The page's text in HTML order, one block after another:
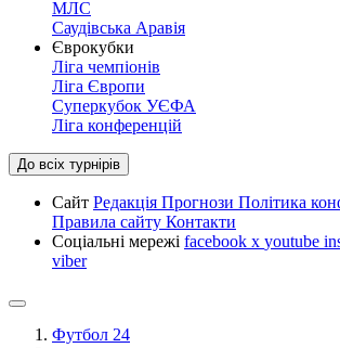
МЛС
Саудівська Аравія
Єврокубки
Ліга чемпіонів
Ліга Європи
Суперкубок УЄФА
Ліга конференцій
До всіх турнірів
Сайт Редакція Прогнози Політика
Правила сайту Контакти
Соціальні мережі facebook x youtube
viber
Футбол 24